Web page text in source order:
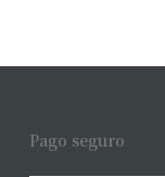
Pago seguro